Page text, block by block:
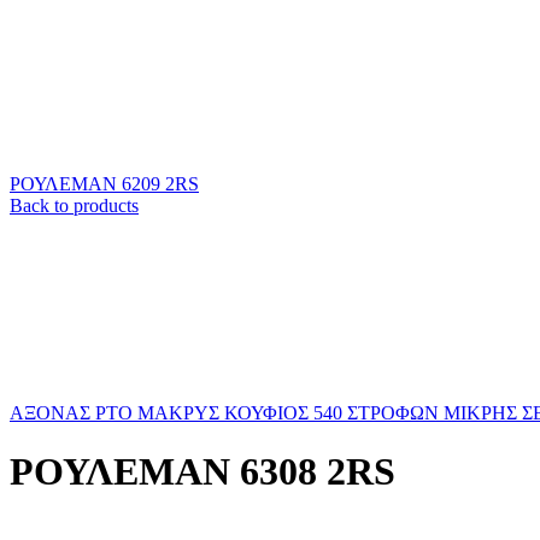
ΡΟΥΛΕΜΑΝ 6209 2RS
Back to products
ΑΞΟΝΑΣ ΡΤΟ ΜΑΚΡΥΣ ΚΟΥΦΙΟΣ 540 ΣΤΡΟΦΩΝ ΜΙΚΡΗΣ
ΡΟΥΛΕΜΑΝ 6308 2RS